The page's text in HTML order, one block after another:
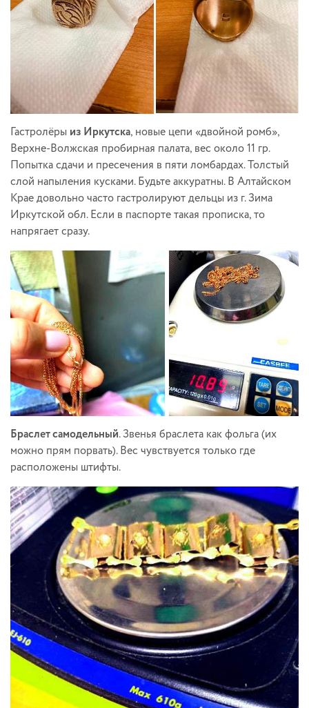
Гастролёры из Иркутска, новые цепи «двойной ромб»,
Верхне-Волжская пробирная палата, вес около 11 гр.
Попытка сдачи и пресечения в пяти ломбардах. Толстый
слой напыления кусками. Будьте аккуратны. В Алтайском
Крае довольно часто гастролируют дельцы из г. Зима
Иркутской обл. Если в паспорте такая прописка, то
напрягает сразу.
Браслет самодельный. Звенья браслета как фольга (их
можно прям порвать). Вес чувствуется только где
расположены штифты.